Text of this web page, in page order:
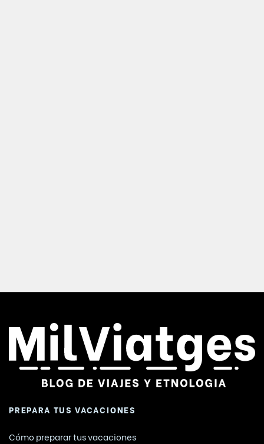
PREPARA TUS VACACIONES
Cómo preparar tus vacaciones